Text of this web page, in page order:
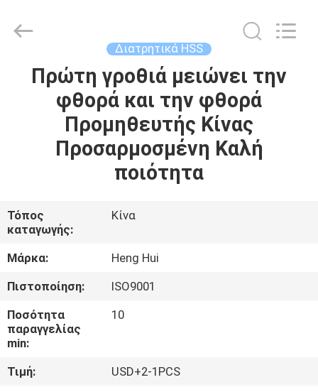
ΣΠΊΤΙ
ΠΡΟΪΌΝΤΑ
ΠΕΡΊΠΟΥ
ΕΜΕΊΣ
ΓΎΡΟΣ
ΕΡΓΟΣΤΑΣΊΩΝ
ΠΟΙΟΤΙΚΌΣ
ΈΛΕΓΧΟΣ
Διατρητικά HSS
Πρώτη γροθιά μειώνει την
φθορά και την φθορά
Προμηθευτής Κίνας
Προσαρμοσμένη Καλή
ποιότητα
Τόπος
καταγωγής:
Κίνα
Μάρκα:
Heng Hui
Πιστοποίηση:
ISO9001
Ποσότητα
παραγγελίας
min:
10
Τιμή:
USD+2-1PCS